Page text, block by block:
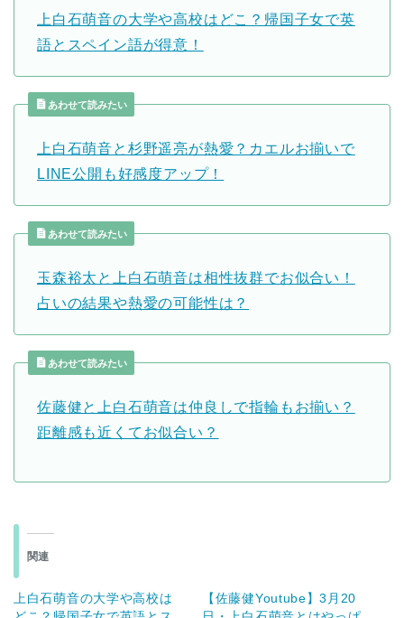
上白石萌音の大学や高校はどこ？帰国子女で英
語とスペイン語が得意！
あわせて読みたい
上白石萌音と杉野遥亮が熱愛？カエルお揃いで
LINE公開も好感度アップ！
あわせて読みたい
玉森裕太と上白石萌音は相性抜群でお似合い！
占いの結果や熱愛の可能性は？
あわせて読みたい
佐藤健と上白石萌音は仲良しで指輪もお揃い？
距離感も近くてお似合い？
関連
上白石萌音の大学や高校は
【佐藤健Youtube】3月20